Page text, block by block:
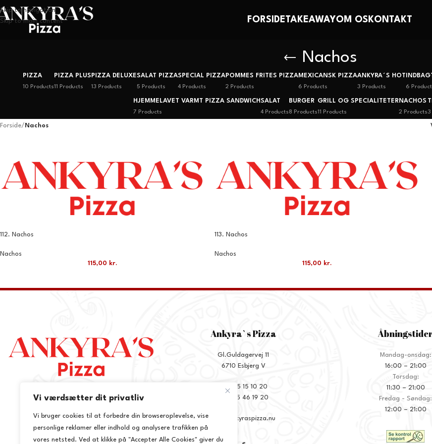
Vi værdsætter dit privatliv
Vi bruger cookies til at forbedre din browseroplevelse, vise
personlige reklamer eller indhold og analysere trafikken på
vores netsted. Ved at klikke på "Accepter Alle Cookies" giver du
Skip to navigation
Skip to main content
FORSIDETAKEAWAYOM OS KONTAKT
Nachos
PIZZA
10 Products
PIZZA PLUS
11 Products
PIZZA DELUXE
13 Products
SALAT PIZZA
5 Products
SPECIAL PIZZA
4 Products
POMMES FRITES PIZZA
2 Products
MEXICANSK PIZZA
6 Products
ANKYRA´S HOT
3 Products 6
HJEMMELAVET VARMT PIZZA SANDWICH
7 Products
SALAT
4 Products
BURGER
8 Products
GRILL OG SPECIALITETER
11 Products
NACHOS
2 Products3
Forside/ Nachos
112. Nachos
Nachos
115,00 kr.
113. Nachos
Nachos
115,00 kr.
Ankyra`s Pizza
Gl.Guldagervej 11
6710 Esbjerg V
+45 75 15 10 20
+45 75 46 19 20
info@ankyraspizza.nu
Mandag-onsdag:
16:00 – 21:00
Torsdag:
11:30 – 21:00
Fredag - Søndag:
12:00 – 21:00